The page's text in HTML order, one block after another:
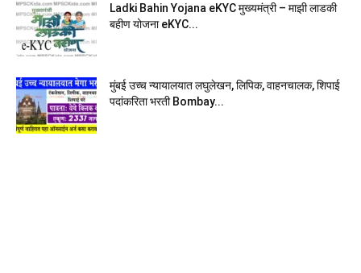
Ladki Bahin Yojana eKYC मुख्यमंत्री – माझी लाडकी
बहीण योजना eKYC...
मुंबई उच्च न्यायालयात लघुलेखन, लिपिक, वाहनचालक, शिपाई
पदांकरिता भरती Bombay...